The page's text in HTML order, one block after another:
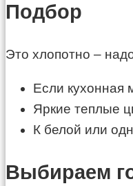
Подбор
Это хлопотно –
Если кухонная
Яркие теплые
К белой или
Выбираем